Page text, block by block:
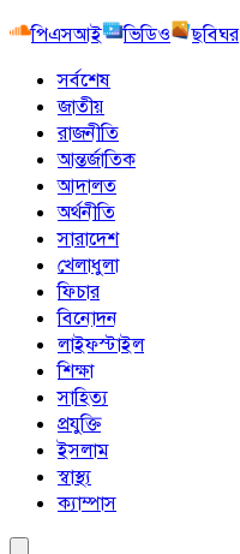
পিএসআই
ভিডিও
ছবিঘর
সর্বশেষ
জাতীয়
রাজনীতি
আন্তর্জাতিক
আদালত
অর্থনীতি
সারাদেশ
খেলাধুলা
ফিচার
বিনোদন
লাইফস্টাইল
শিক্ষা
সাহিত্য
প্রযুক্তি
ইসলাম
স্বাস্থ্য
ক্যাম্পাস